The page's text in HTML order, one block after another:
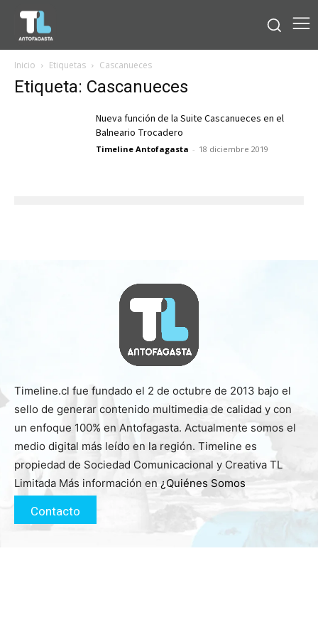
Inicio Etiquetas Cascanueces
Etiqueta: Cascanueces
Nueva función de la Suite Cascanueces en el
Balneario Trocadero
Timeline Antofagasta - 18 diciembre 2019
Timeline.cl fue fundado el 2 de octubre de 2013 bajo el
sello de generar contenido multimedia de calidad y con
un enfoque 100% en Antofagasta. Actualmente somos el
medio digital más leído en la región. Timeline es
propiedad de Sociedad Comunicacional y Creativa TL
Limitada Más información en ¿Quiénes Somos
Contacto